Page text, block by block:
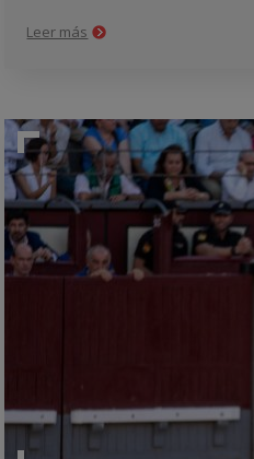
Leer más